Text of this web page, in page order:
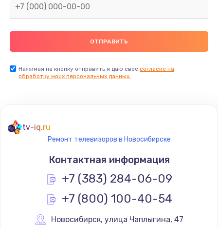
400 руб.
Не реагирует на кнопки
Не сопряжается с устройством
Помехи и искажение звука
Нажимая на кнопку отправить я даю свое согласие на
обработку моих персональных данных.
tv-iq.ru
Ремонт телевизоров в Новосибирске
Контактная информация
+7 (383) 284-06-09
+7 (800) 100-40-54
Новосибирск, улица Чаплыгина, 47